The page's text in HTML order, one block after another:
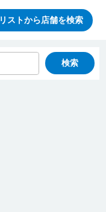
リストから店舗を検索
検索